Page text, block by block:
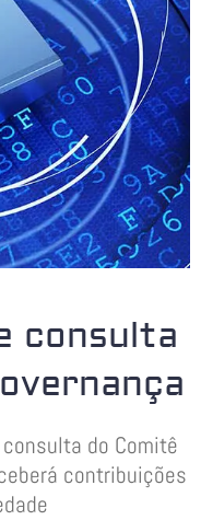
consulta
do Comitê
contribuições